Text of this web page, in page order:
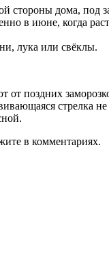
стороны дома, под
в июне, когда
лука или свёклы.
от поздних
стрелка не
в комментариях.